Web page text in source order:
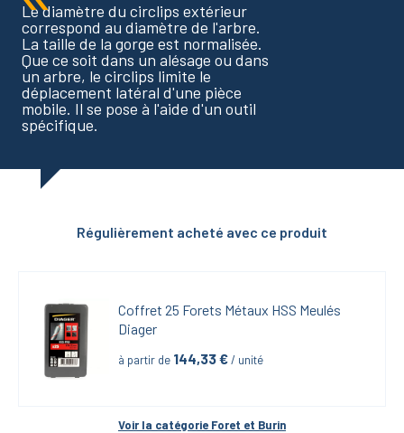
Le diamètre du circlips extérieur
correspond au diamètre de l'arbre.
La taille de la gorge est normalisée.
Que ce soit dans un alésage ou dans
un arbre, le circlips limite le
déplacement latéral d'une pièce
mobile. Il se pose à l'aide d'un outil
spécifique.
Régulièrement acheté avec ce produit
Coffret 25 Forets Métaux HSS Meulés
Diager
à partir de 144,33 € / unité
Voir la catégorie Foret et Burin